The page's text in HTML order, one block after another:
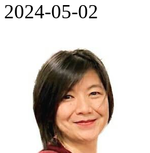
2024-05-02